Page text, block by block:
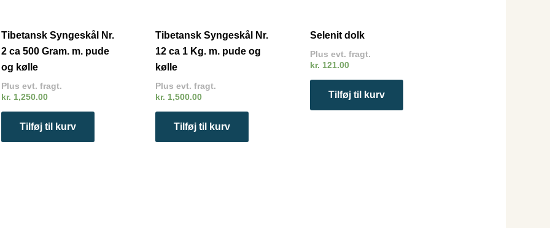
Tibetansk Syngeskål Nr.
2 ca 500 Gram. m. pude
og kølle
Plus evt. fragt.
kr. 1,250.00
Tilføj til kurv
Tibetansk Syngeskål Nr.
12 ca 1 Kg. m. pude og
kølle
Plus evt. fragt.
kr. 1,500.00
Tilføj til kurv
Selenit dolk
Plus evt. fragt.
kr. 121.00
Tilføj til kurv